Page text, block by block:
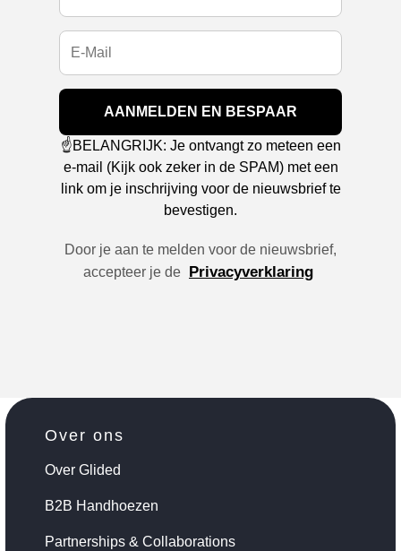
AANMELDEN EN BESPAAR
☝️BELANGRIJK: Je ontvangt zo meteen een
e-mail (Kijk ook zeker in de SPAM) met een
link om je inschrijving voor de nieuwsbrief te
bevestigen.
Door je aan te melden voor de nieuwsbrief,
accepteer je de Privacyverklaring
Over ons
Over Glided
B2B Handhoezen
Partnerships & Collaborations